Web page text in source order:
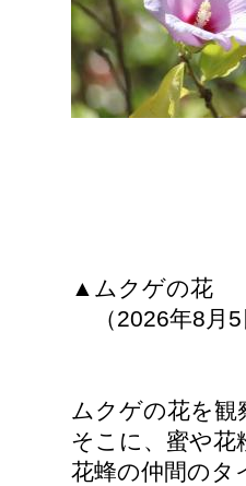
▲ムクゲの花
（2026年8月5
ムクゲの花を
そこに、蜜や花
花蜂の仲間のタ